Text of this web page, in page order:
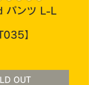
ンツ L-L
】
OUT